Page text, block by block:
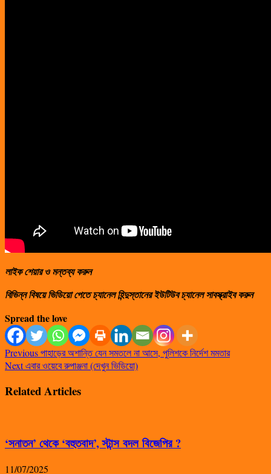
লাইক শেয়ার ও মন্তব্য করুন
বিভিন্ন বিষয়ে ভিডিয়ো পেতে চ্যানেল হিন্দুস্তানের ইউটিউব চ্যানেল সাবস্ক্রাইব করুন
Spread the love
Previousপাহাড়ের অশান্তি যেন সমতলে না আসে, পুলিশকে নির্দেশ মমতার
Nextএবার ওয়েবে রুপাঞ্জনা (দেখুন ভিডিয়ো)
Related Articles
‘সনাতন’ থেকে ‘বহুতবাদ’, স্টান্স বদল বিজেপির ?
11/07/2025